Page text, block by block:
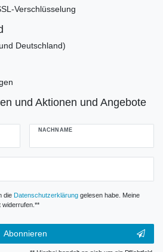
Verschlüsselung
Deutschland)
und Aktionen und Angebote
NACHNAME
die Daten­schutz­erklärunggelesen habe. Meine
widerrufen.**
Abonnieren